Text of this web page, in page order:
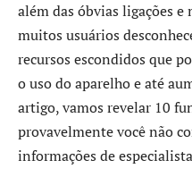
além das óbvias ligações
muitos usuários
recursos escondidos que
o uso do aparelho e até
artigo, vamos revelar 10
provavelmente você não
informações de